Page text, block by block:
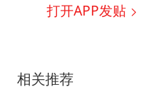
打开APP发贴
相关推荐